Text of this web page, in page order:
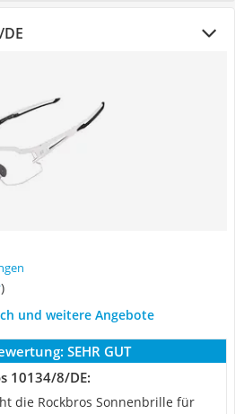
)
und weitere Angebote
SEHR GUT
10134/8/DE:
die Rockbros Sonnenbrille für